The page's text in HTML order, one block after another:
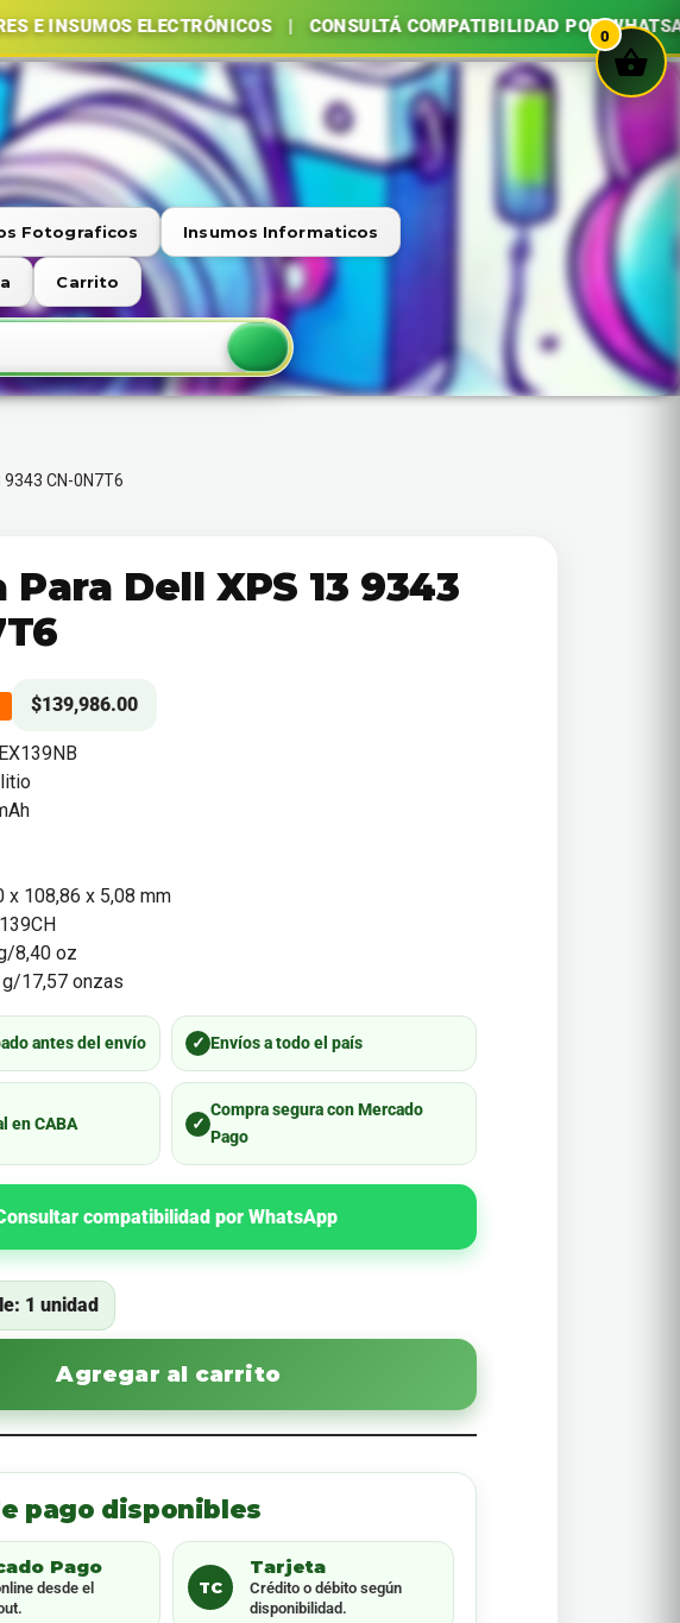
ELECTRÓNICOS | CONSULTÁ COMPATIBILIDAD POR WHATSAPP |
Fotograficos Insumos Informaticos
Carrito
CN-0N7T6
Dell XPS 13 9343
$139,986.00
x 108,86 x 5,08 mm
8,40 oz
17,57 onzas
antes del envío ✓ Envíos a todo el país
en CABA ✓
Compra segura con Mercado
Pago
compatibilidad por WhatsApp
1 unidad
Agregar al carrito
pago disponibles
Pago
desde el
TC
Tarjeta
Crédito o débito según
disponibilidad.
0